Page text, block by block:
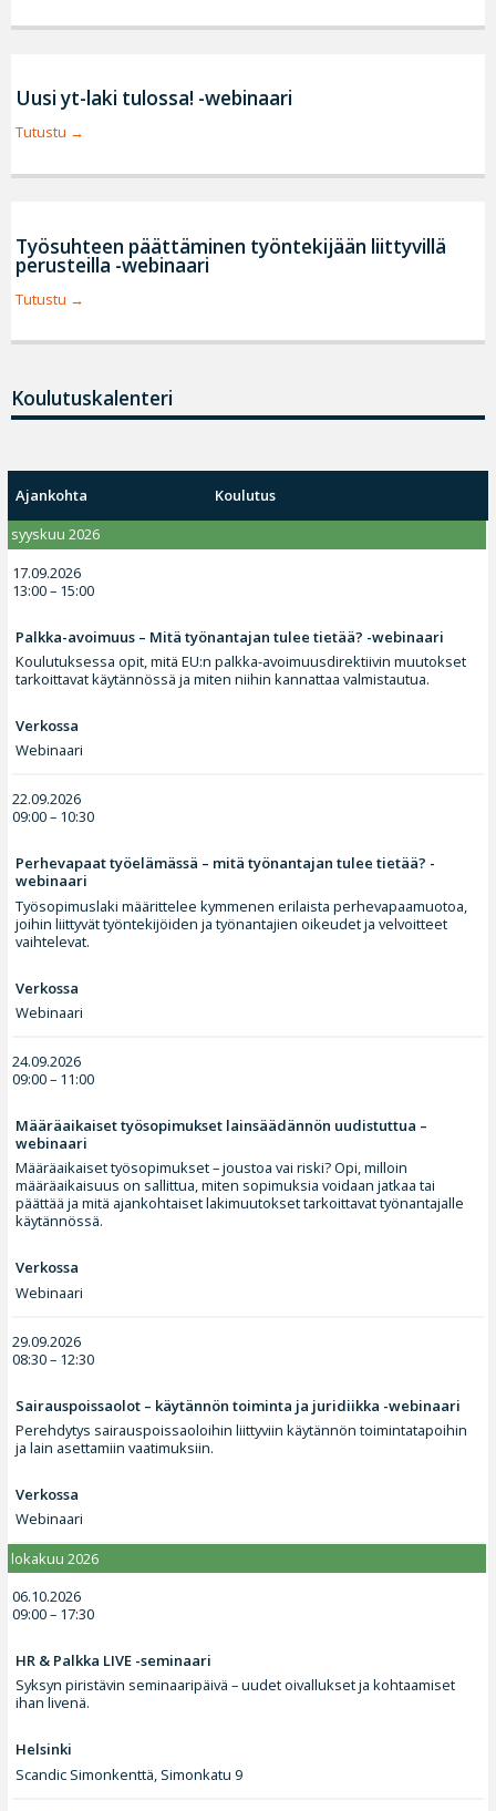
Uusi yt-laki tulossa! -webinaari
Tutustu
Työsuhteen päättäminen työntekijään liittyvillä
perusteilla -webinaari
Tutustu
Koulutuskalenteri
Ajankohta
Koulutus
syyskuu 2026
17.09.2026
13:00 – 15:00
Palkka-avoimuus – Mitä työnantajan tulee tietää? -webinaari
Koulutuksessa opit, mitä EU:n palkka-avoimuusdirektiivin muutokset
tarkoittavat käytännössä ja miten niihin kannattaa valmistautua.
Verkossa
Webinaari
22.09.2026
09:00 – 10:30
Perhevapaat työelämässä – mitä työnantajan tulee tietää? -
webinaari
Työsopimuslaki määrittelee kymmenen erilaista perhevapaamuotoa,
joihin liittyvät työntekijöiden ja työnantajien oikeudet ja velvoitteet
vaihtelevat.
Verkossa
Webinaari
24.09.2026
09:00 – 11:00
Määräaikaiset työsopimukset lainsäädännön uudistuttua –
webinaari
Määräaikaiset työsopimukset – joustoa vai riski? Opi, milloin
määräaikaisuus on sallittua, miten sopimuksia voidaan jatkaa tai
päättää ja mitä ajankohtaiset lakimuutokset tarkoittavat työnantajalle
käytännössä.
Verkossa
Webinaari
29.09.2026
08:30 – 12:30
Sairauspoissaolot – käytännön toiminta ja juridiikka -webinaari
Perehdytys sairauspoissaoloihin liittyviin käytännön toimintatapoihin
ja lain asettamiin vaatimuksiin.
Verkossa
Webinaari
lokakuu 2026
06.10.2026
09:00 – 17:30
HR & Palkka LIVE -seminaari
Syksyn piristävin seminaaripäivä – uudet oivallukset ja kohtaamiset
ihan livenä.
Helsinki
Scandic Simonkenttä, Simonkatu 9